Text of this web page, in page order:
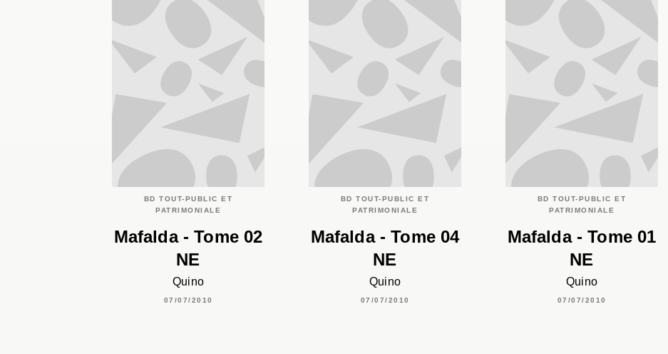
BD TOUT-PUBLIC ET
PATRIMONIALE
Mafalda - Tome 02
NE
Quino
07/07/2010
BD TOUT-PUBLIC ET
PATRIMONIALE
Mafalda - Tome 04
NE
Quino
07/07/2010
BD TOUT-PUBLIC ET
PATRIMONIALE
Mafalda - Tome 01
NE
Quino
07/07/2010